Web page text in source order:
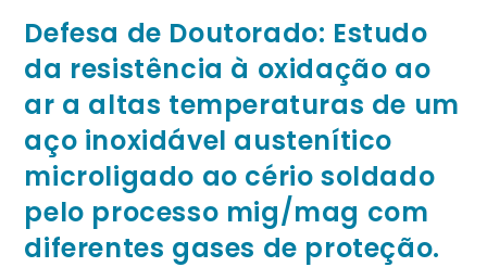
Defesa de Doutorado: Estudo
da resistência à oxidação ao
ar a altas temperaturas de um
aço inoxidável austenítico
microligado ao cério soldado
pelo processo mig/mag com
diferentes gases de proteção.